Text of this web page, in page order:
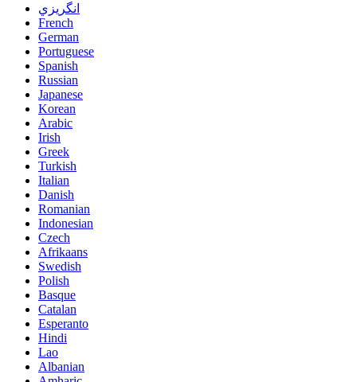
انگريزي
French
German
Portuguese
Spanish
Russian
Japanese
Korean
Arabic
Irish
Greek
Turkish
Italian
Danish
Romanian
Indonesian
Czech
Afrikaans
Swedish
Polish
Basque
Catalan
Esperanto
Hindi
Lao
Albanian